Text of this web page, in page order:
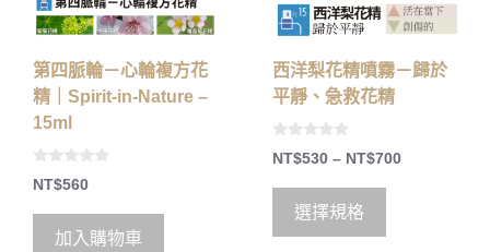
第四脈輪－心輪複方花
精｜Spirit-in-Nature –
15ml
0
oNT$560
加入購物車
西洋梨花精噴霧－歸於
平靜、急救花精
0
o
t
5
NT$530 – NT$700
選擇規格